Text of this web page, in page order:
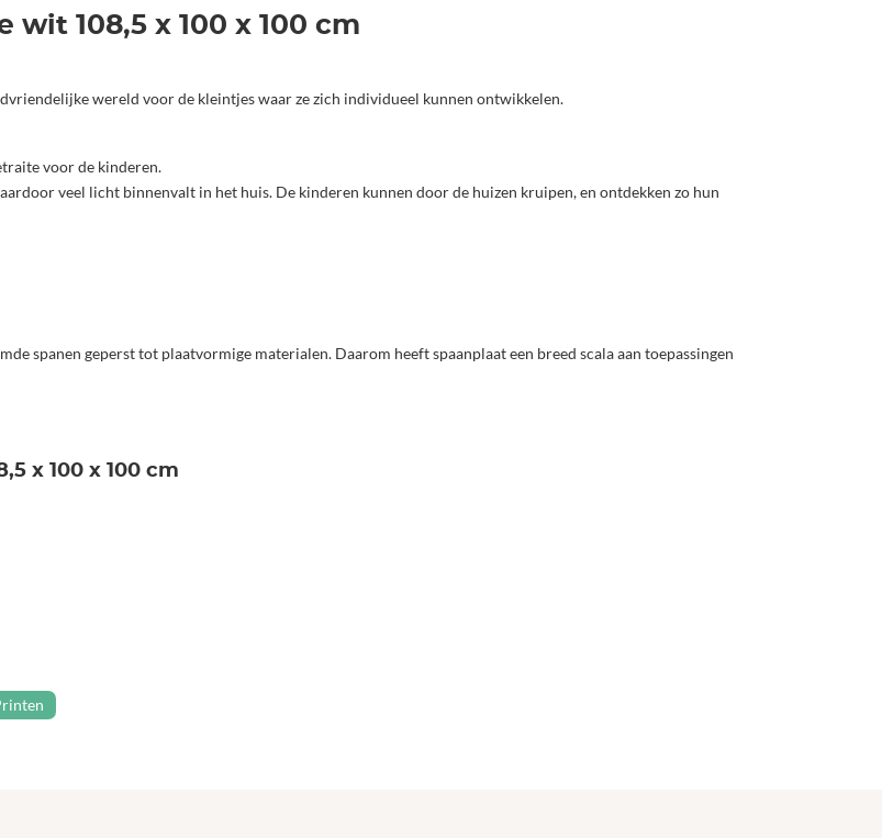
wit 108,5 x 100 x 100 cm
wereld voor de kleintjes waar ze zich individueel kunnen ontwikkelen.
voor de kinderen.
veel licht binnenvalt in het huis. De kinderen kunnen door de huizen kruipen, en ontdekken zo hun
spanen geperst tot plaatvormige materialen. Daarom heeft spaanplaat een breed scala aan toepassingen
x 100 x 100 cm